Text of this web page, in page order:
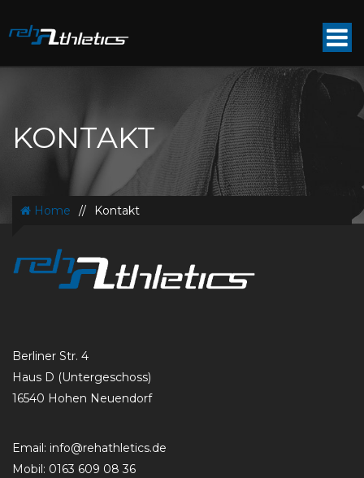
KONTAKT
Home // Kontakt
Berliner Str. 4
Haus D (Untergeschoss)
16540 Hohen Neuendorf
Email: info@rehathletics.de
Mobil: 0163 609 08 36